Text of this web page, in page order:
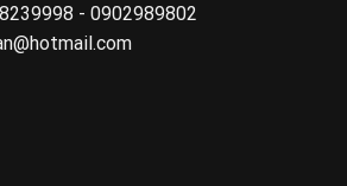
- 0902989802